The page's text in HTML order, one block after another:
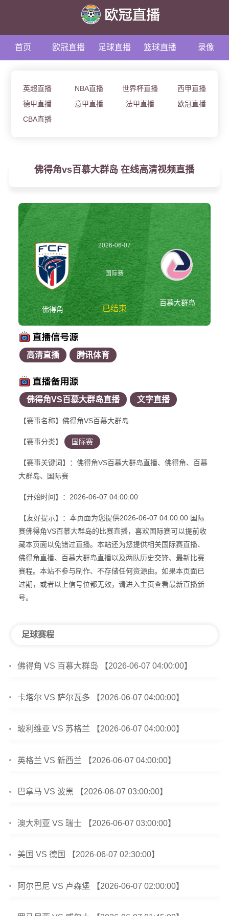
首页 欧冠直播 足球直播 篮球直播 录像
英超直播 NBA直播 世界杯直播
西甲直播
德甲直播
意甲直播 法甲直播
欧冠直播
CBA直播
佛得角vs百慕大群岛 在线高清视频直播
佛得角
2026-06-07
04:00:00
国际赛
已结束
百慕大群岛
高清直播 腾讯体育
佛得角VS百慕大群岛直播 文字直播
【赛事名称】佛得角VS百慕大群岛
【赛事分类】 国际赛
【赛事关键词】：佛得角VS百慕大群岛直播、佛得角、百慕
大群岛、国际赛
【开始时间】：2026-06-07 04:00:00
【友好提示】：本页面为您提供2026-06-07 04:00:00 国际
赛佛得角VS百慕大群岛的比赛直播，喜欢国际赛可以提前收
藏本页面以免错过直播。本站还为您提供相关国际赛直播、
佛得角直播、百慕大群岛直播以及两队历史交锋、最新比赛
赛程。本站不参与制作、不存储任何资源由。如果本页面已
过期，或者以上信号位都无效，请进入主页查看最新直播新
号。
足球赛程
佛得角 VS 百慕大群岛 【2026-06-07 04:00:00】
卡塔尔 VS 萨尔瓦多 【2026-06-07 04:00:00】
玻利维亚 VS 苏格兰 【2026-06-07 04:00:00】
英格兰 VS 新西兰 【2026-06-07 04:00:00】
巴拿马 VS 波黑 【2026-06-07 03:00:00】
澳大利亚 VS 瑞士 【2026-06-07 03:00:00】
美国 VS 德国 【2026-06-07 02:30:00】
阿尔巴尼 VS 卢森堡 【2026-06-07 02:00:00】